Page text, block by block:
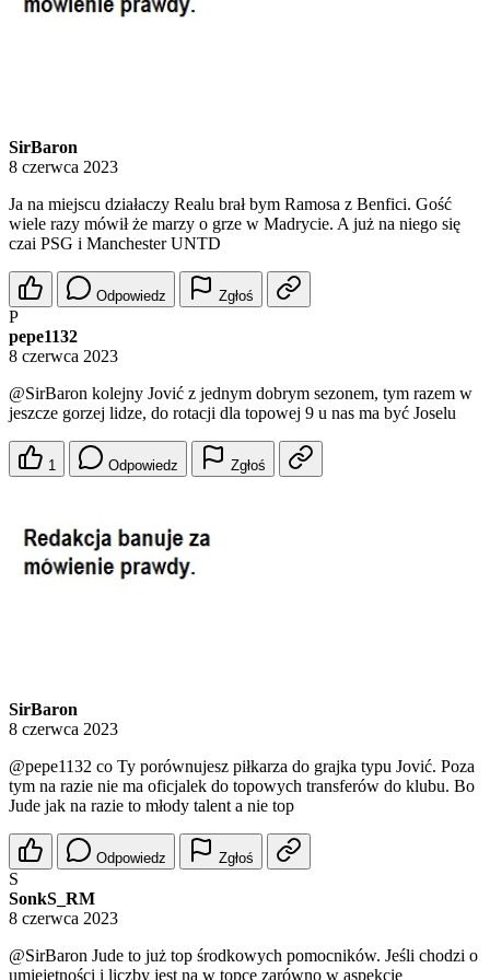
SirBaron
8 czerwca 2023
Ja na miejscu działaczy Realu brał bym Ramosa z Benfici. Gość
wiele razy mówił że marzy o grze w Madrycie. A już na niego się
czai PSG i Manchester UNTD
Odpowiedz Zgłoś
P
pepe1132
8 czerwca 2023
@SirBaron kolejny Jović z jednym dobrym sezonem, tym razem w
jeszcze gorzej lidze, do rotacji dla topowej 9 u nas ma być Joselu
1 Odpowiedz Zgłoś
SirBaron
8 czerwca 2023
@pepe1132 co Ty porównujesz piłkarza do grajka typu Jović. Poza
tym na razie nie ma oficjalek do topowych transferów do klubu. Bo
Jude jak na razie to młody talent a nie top
Odpowiedz Zgłoś
S
SonkS_RM
8 czerwca 2023
@SirBaron Jude to już top środkowych pomocników. Jeśli chodzi o
umiejętności i liczby jest na w topce zarówno w aspekcie